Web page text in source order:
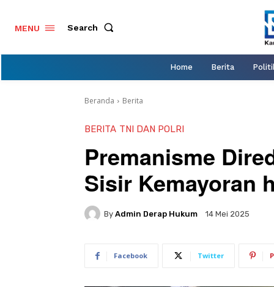
MENU Search
Home Berita
Beranda Berita
BERITA TNI DAN POLRI
Premanisme
Sisir Kemayoran
By Admin Derap Hukum 14 Mei 2025
Facebook Twitter